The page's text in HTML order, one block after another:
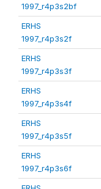
1997_r4p3s2bf
ERHS
1997_r4p3s2f
ERHS
1997_r4p3s3f
ERHS
1997_r4p3s4f
ERHS
1997_r4p3s5f
ERHS
1997_r4p3s6f